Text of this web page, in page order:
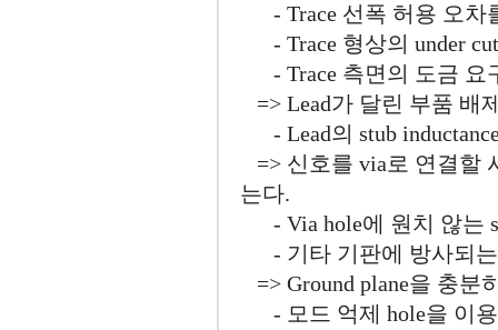
- Trace 선폭 허용 오차
- Trace 형상의 under
- Trace 측면의 도금 요
=> Lead가 달린 부품 배
- Lead의 stub
=> 신호를 via로 연결할
는다.
- Via hole에 원치 않는
- 기타 기판에 방사되는
=> Ground plane을 충분
- 모드 억제 hole을 이용